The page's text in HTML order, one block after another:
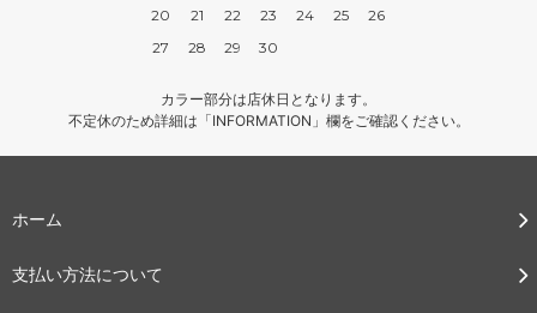
20
21 22 23 24 25
26
27
28 29 30
カラー部分は店休日となります。
不定休のため詳細は「INFORMATION」欄をご確認ください。
ホーム
支払い方法について